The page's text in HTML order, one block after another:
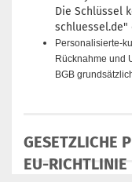
Die Schlüssel
schluessel.de"
Personalisierte-
Rücknahme und
BGB
GESETZLICHE
EU-RICHTLINIE